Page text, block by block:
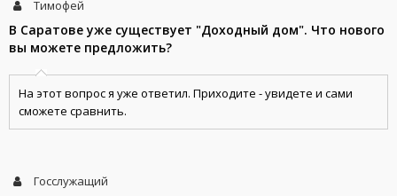
Тимофей
В Саратове уже существует "Доходный дом". Что нового
вы можете предложить?
На этот вопрос я уже ответил. Приходите - увидете и сами
сможете сравнить.
Госслужащий